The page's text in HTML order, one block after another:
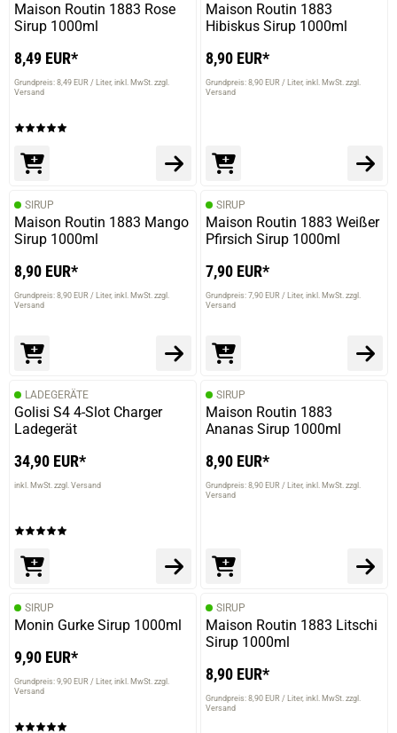
prev
Maison Routin 1883 Rose
Sirup 1000ml
8,49 EUR*
Grundpreis: 8,49 EUR / Liter inkl. MwSt. zzgl.
Versand
Maison Routin 1883
Hibiskus Sirup 1000ml
8,90 EUR*
Grundpreis: 8,90 EUR / Liter inkl. MwSt. zzgl.
Versand
SIRUP
Maison Routin 1883 Mango
Sirup 1000ml
8,90 EUR*
Grundpreis: 8,90 EUR / Liter inkl. MwSt. zzgl.
Versand
SIRUP
Maison Routin 1883 Weißer
Pfirsich Sirup 1000ml
7,90 EUR*
Grundpreis: 7,90 EUR / Liter inkl. MwSt. zzgl.
Versand
LADEGERÄTE
Golisi S4 4-Slot Charger
Ladegerät
34,90 EUR*
inkl. MwSt. zzgl. Versand
SIRUP
Maison Routin 1883
Ananas Sirup 1000ml
8,90 EUR*
Grundpreis: 8,90 EUR / Liter inkl. MwSt. zzgl.
Versand
SIRUP
Monin Gurke Sirup 1000ml
9,90 EUR*
Grundpreis: 9,90 EUR / Liter inkl. MwSt. zzgl.
Versand
SIRUP
Maison Routin 1883 Litschi
Sirup 1000ml
8,90 EUR*
Grundpreis: 8,90 EUR / Liter inkl. MwSt. zzgl.
Versand